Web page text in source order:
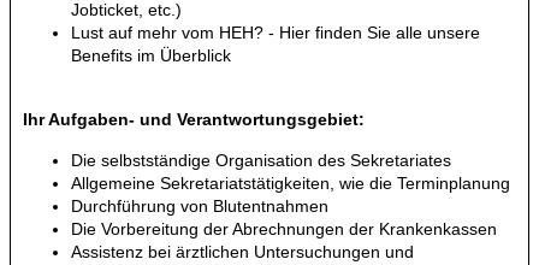
Jobticket, etc.)
Lust auf mehr vom HEH? - Hier finden Sie alle unsere
Benefits im Überblick
Ihr Aufgaben- und Verantwortungsgebiet:
Die selbstständige Organisation des Sekretariates
Allgemeine Sekretariatstätigkeiten, wie die Terminplanung
Durchführung von Blutentnahmen
Die Vorbereitung der Abrechnungen der Krankenkassen
Assistenz bei ärztlichen Untersuchungen und